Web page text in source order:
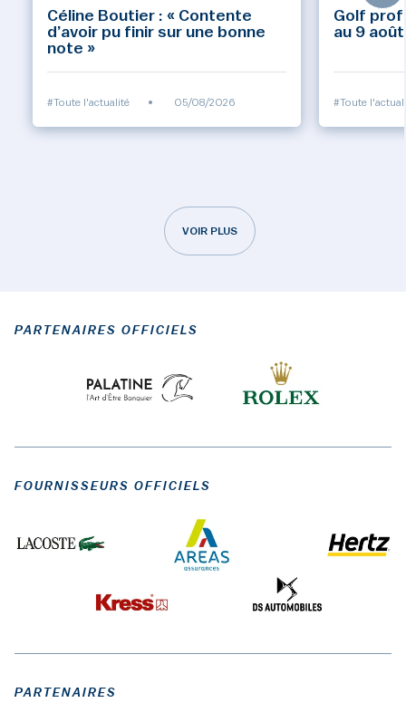
Céline Boutier : « Contente
d’avoir pu finir sur une bonne
note »
#Toute l'actualité • 05/08/2026
Golf
au 9 août
#Toute
VOIR PLUS
PARTENAIRES OFFICIELS
FOURNISSEURS OFFICIELS
PARTENAIRES